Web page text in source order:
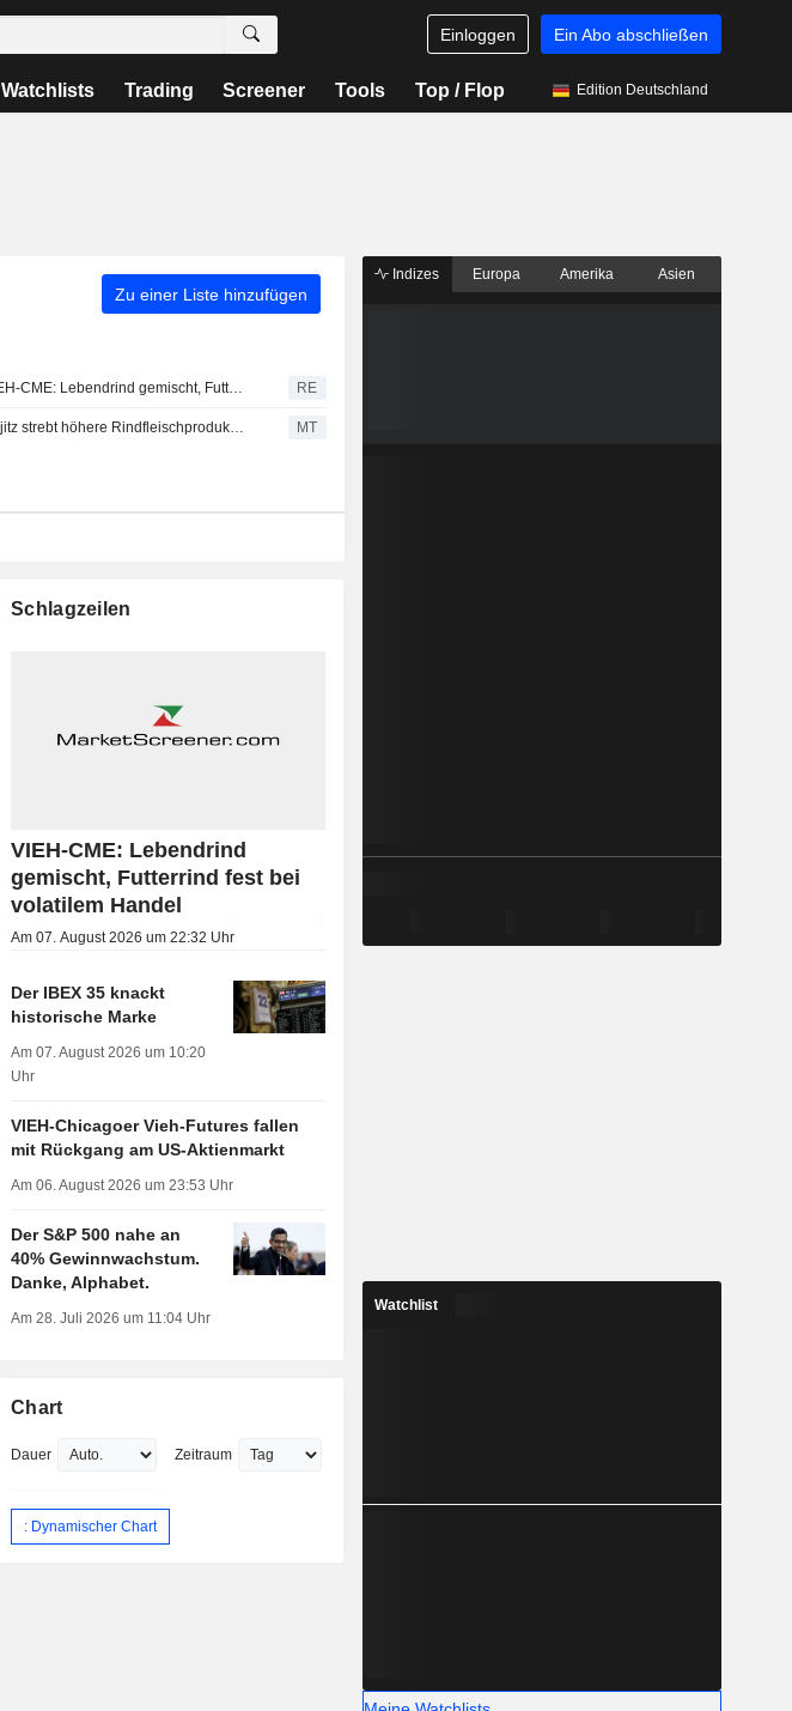
Einloggen Ein Abo abschließen
Watchlists Trading Screener Tools Top / Flop Edition Deutschland
Zu einer Liste hinzufügen
VIEH-CME: Lebendrind gemischt, Futterrind fest bei volatilem Handel RE
Sojitz strebt höhere Rindfleischproduktion in Vietnam an MT
Schlagzeilen
VIEH-CME: Lebendrind
gemischt, Futterrind fest bei
volatilem Handel
Am 07. August 2026 um 22:32 Uhr
Der IBEX 35 knackt
historische Marke
Am 07. August 2026 um 10:20
Uhr
VIEH-Chicagoer Vieh-Futures fallen
mit Rückgang am US-Aktienmarkt
Am 06. August 2026 um 23:53 Uhr
Der S&P 500 nahe an
40% Gewinnwachstum.
Danke, Alphabet.
Am 28. Juli 2026 um 11:04 Uhr
Chart
Dauer Zeitraum
: Dynamischer Chart
Indizes Europa Amerika Asien
Watchlist